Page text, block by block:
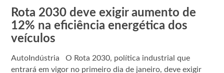
Rota 2030 deve exigir aumento de
12% na eficiência energética dos
veículos
AutoIndústria O Rota 2030, política industrial que
entrará em vigor no primeiro dia de janeiro, deve exigir